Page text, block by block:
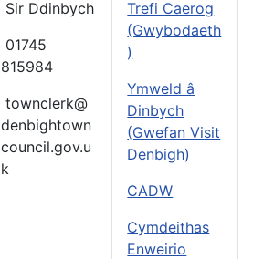
Sir Ddinbych
01745
815984
townclerk@
denbightown
council.gov.u
k
Trefi Caerog
(Gwybodaeth
)
Ymweld â
Dinbych
(Gwefan Visit
Denbigh)
CADW
Cymdeithas
Enweirio